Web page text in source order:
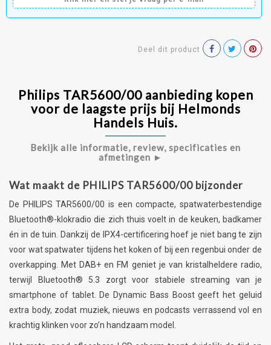
Deel dit product
Philips TAR5600/00 aanbieding kopen
voor de laagste prijs bij Helmonds
Handels Huis.
Bekijk alle informatie, review, specificaties en
afmetingen ►
Wat maakt de PHILIPS TAR5600/00 bijzonder
De PHILIPS TAR5600/00 is een compacte, spatwaterbestendige
Bluetooth®-klokradio die zich thuis voelt in de keuken, badkamer
én in de tuin. Dankzij de IPX4-certificering hoef je niet bang te zijn
voor wat spatwater tijdens het koken of bij een regenbui onder de
overkapping. Met DAB+ en FM geniet je van kristalheldere radio,
terwijl Bluetooth® 5.3 zorgt voor stabiele streaming van je
smartphone of tablet. De Dynamic Bass Boost geeft het geluid
extra body, zodat muziek, nieuws en podcasts verrassend vol en
krachtig klinken voor zo’n handzaam model.